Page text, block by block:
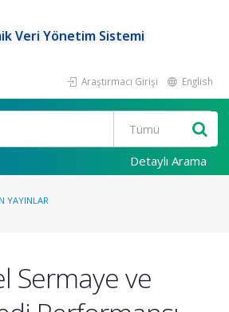
Veri Yönetim Sistemi
Araştırmacı Girişi English
Detaylı Arama
YAYINLAR
Sermaye ve